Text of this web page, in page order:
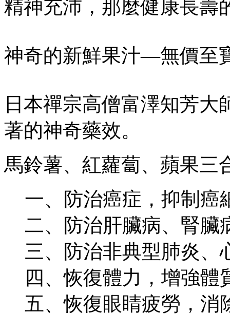
精神充沛，那麼健康長壽
神奇的新鮮果汁—無價至
日本禪宗高僧富澤知芳
著的神奇藥效。
馬鈴薯、紅蘿蔔、蘋果三
一、防治癌症，抑制癌
二、防治肝臟病、腎臟
三、防治非典型肺炎、
四、恢復體力，增強
五、恢復眼睛疲勞，消